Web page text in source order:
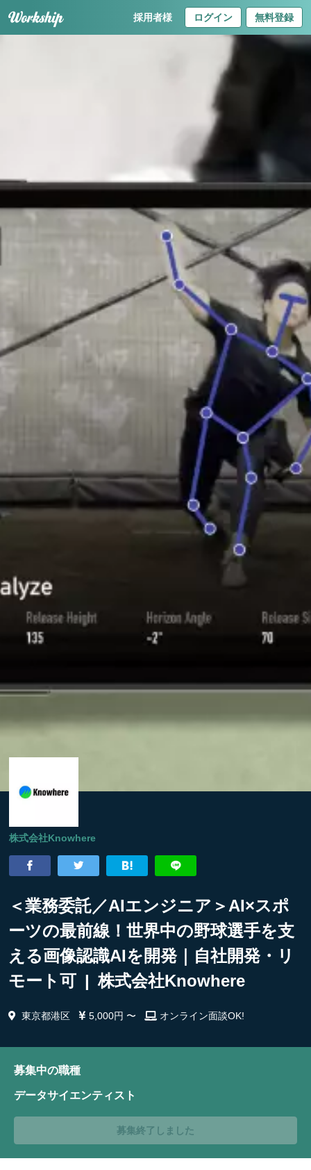
採用者様 ログイン 無料登録
株式会社Knowhere
＜業務委託／AIエンジニア＞AI×スポ
ーツの最前線！世界中の野球選手を支
える画像認識AIを開発｜自社開発・リ
モート可 | 株式会社Knowhere
東京都港区 5,000円 〜 オンライン面談OK!
募集中の職種
データサイエンティスト
募集終了しました